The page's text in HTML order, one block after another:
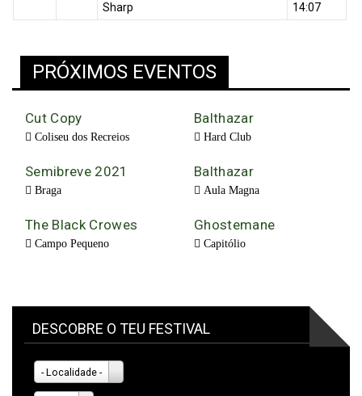
Sharp
14:07
PRÓXIMOS EVENTOS
Cut Copy
Coliseu dos Recreios
Balthazar
Hard Club
Semibreve 2021
Braga
Balthazar
Aula Magna
The Black Crowes
Campo Pequeno
Ghostemane
Capitólio
DESCOBRE O TEU FESTIVAL
- Localidade -